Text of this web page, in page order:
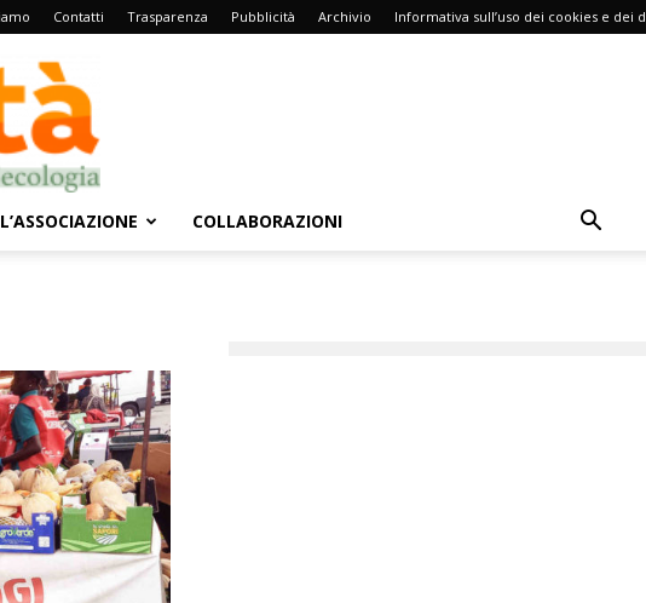
Contatti Trasparenza Pubblicità Archivio Informativa sull’uso dei cookies e dei
L’ASSOCIAZIONE COLLABORAZIONI